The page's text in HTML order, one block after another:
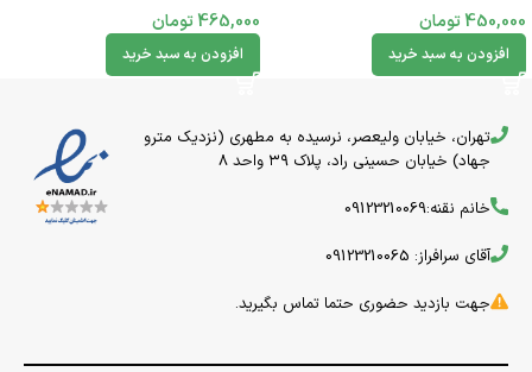
450,000تومان
افزودن به سبد خرید
465,000تومان
افزودن به سبد خرید
تهران، خیابان ولیعصر، نرسیده به مطهری (نزدیک مترو
جهاد) خیابان حسینی راد، پلاک ۳۹ واحد 8
خانم نقنه:09123210069
آقای سرافراز: 09123210065
جهت بازدید حضوری حتما تماس بگیرید.